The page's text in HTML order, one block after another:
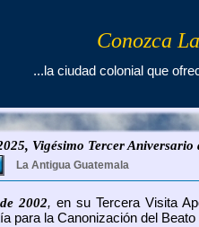
Conozca
...la ciudad colonial que
Vigésimo Tercer
La Antigua Guatemala
2002, en su Tercera Visita
para la Canonización del